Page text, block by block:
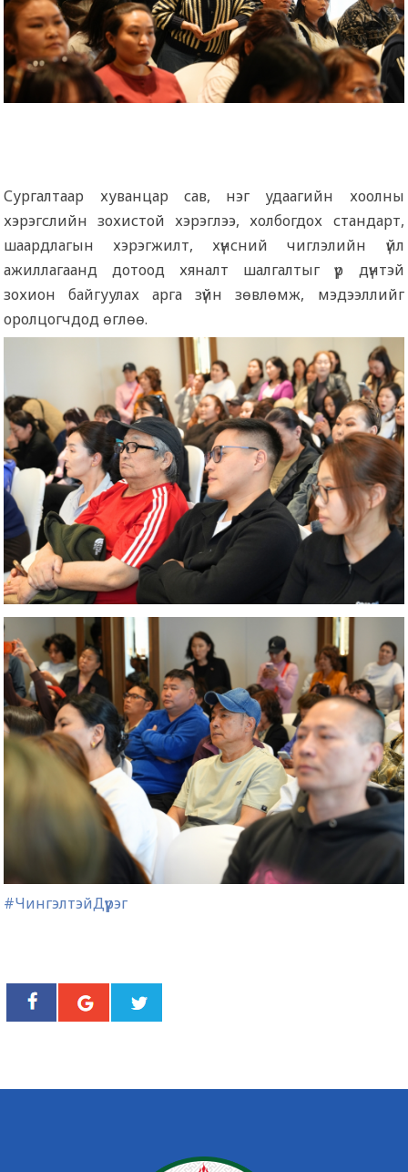
Сургалтаар хуванцар сав, нэг удаагийн хоолны
хэрэгслийн зохистой хэрэглээ, холбогдох стандарт,
шаардлагын хэрэгжилт, хүнсний чиглэлийн үйл
ажиллагаанд дотоод хяналт шалгалтыг үр дүнтэй
зохион байгуулах арга зүйн зөвлөмж, мэдээллийг
оролцогчдод өглөө.
#ЧингэлтэйДүүрэг